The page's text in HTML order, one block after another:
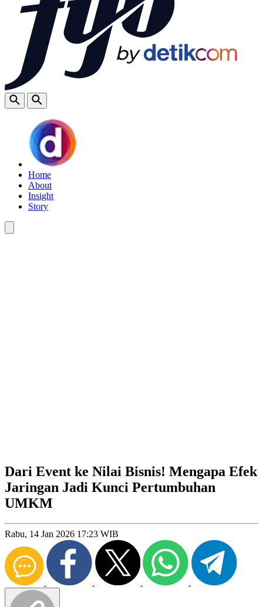
Home
About
Insight
Story
Dari Event ke Nilai Bisnis! Mengapa Efek
Jaringan Jadi Kunci Pertumbuhan
UMKM
Rabu, 14 Jan 2026 17:23 WIB